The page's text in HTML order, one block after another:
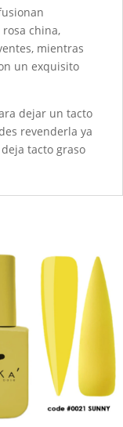
china,
mientras
un exquisito
dejar un tacto
revenderla ya
tacto graso